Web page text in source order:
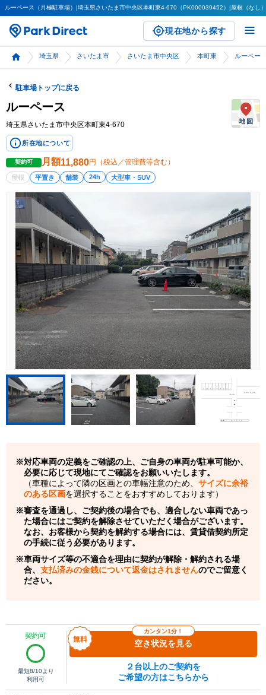
ルーペース（月極駐車場）|埼玉県さいたま市中央区本町東4-670（PK000039452）|屋根（なし
現在地から探す
埼玉県 さいたま市 さいたま市中央区 本町東 ルーペー
駐車場トップに戻る
ルーペース
埼玉県さいたま市中央区本町東4-670
所在地について
契約可 月額11,880円（税込／管理費等含む）
屋根 平置き 舗装 24h 大型車・SUV
対応車両の定義をご確認の上、ご自身の車両が駐車可能か、
必要に応じて現地にてご確認をお願いいたします。
（車種によって隣の区画との車幅注意のため、 サイズに余裕
のある区画を選択することをおすすめしております）
審査を通過し、ご契約後の場合でも、適合しない車両であっ
た場合にはご契約を解除させていただく場合がございます。
なお、お客様から契約を解約する場合には、賃貸借契約所定
の手続に従う必要があります。
車両サイズ等の不適合を理由に契約が解除・解約される場
合、 支払済みの金銭について返金はされませんのでご留意く
ださい。
契約可
最短8/10より
利用可
カンタン1分！
空き状況を見る
２台以上のご契約を
ご希望の方はこちらから